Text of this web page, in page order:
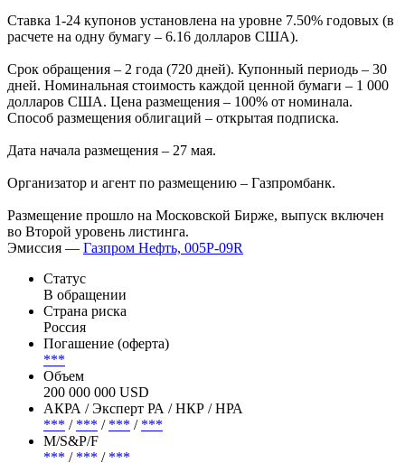
серии 005Р-09R в количестве 200 000 штук (100% от общего
количества бумаг, подлежавших размещению), говорится в
Ставка 1-24 купонов установлена на уровне 7.50% годовых (в
расчете на одну бумагу – 6.16 долларов США).
дней. Номинальная стоимость каждой ценной бумаги – 1 000
Способ размещения облигаций – открытая подписка.
Дата начала размещения – 27 мая.
Организатор и агент по размещению – Газпромбанк.
Размещение прошло на Московской Бирже, выпуск включен
во Второй уровень листинга.
Эмиссия —Газпром Нефть, 005P-09R
Статус
В обращении
Страна риска
Россия
Погашение (оферта)
***
Объем
200 000 000 USD